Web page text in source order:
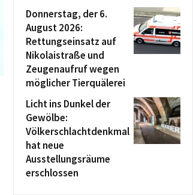
Donnerstag, der 6.
August 2026:
Rettungseinsatz auf
Nikolaistraße und
Zeugenaufruf wegen
möglicher Tierquälerei
Licht ins Dunkel der
Gewölbe:
Völkerschlachtdenkmal
hat neue
Ausstellungsräume
erschlossen